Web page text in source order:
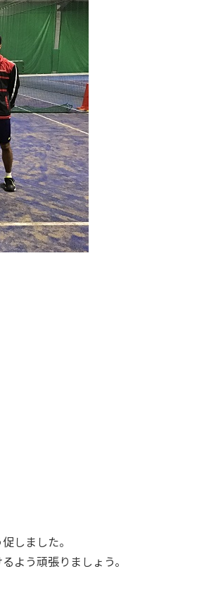
しました。
よう頑張りましょう。